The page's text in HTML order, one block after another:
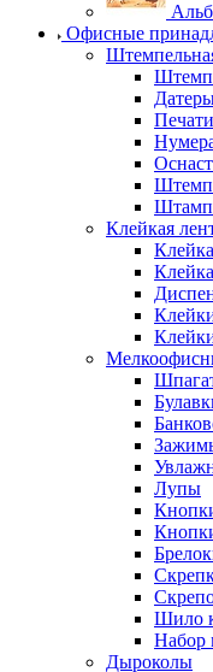
Офисные
Клейкая
Лупы
Шило
Набор
Дыроколы